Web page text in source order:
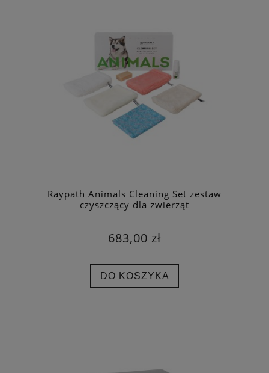
Raypath Animals Cleaning Set zestaw
czyszczący dla zwierząt
683,00 zł
DO KOSZYKA